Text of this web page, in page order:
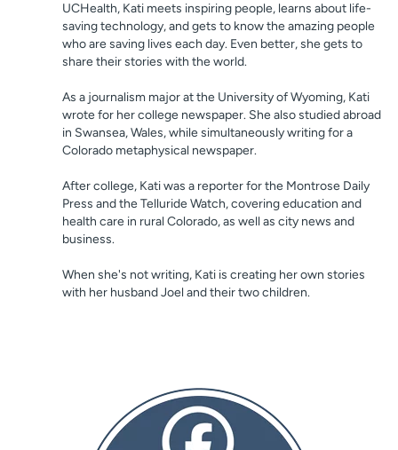
UCHealth, Kati meets inspiring people, learns about life-
saving technology, and gets to know the amazing people
who are saving lives each day. Even better, she gets to
share their stories with the world.
As a journalism major at the University of Wyoming, Kati
wrote for her college newspaper. She also studied abroad
in Swansea, Wales, while simultaneously writing for a
Colorado metaphysical newspaper.
After college, Kati was a reporter for the Montrose Daily
Press and the Telluride Watch, covering education and
health care in rural Colorado, as well as city news and
business.
When she's not writing, Kati is creating her own stories
with her husband Joel and their two children.